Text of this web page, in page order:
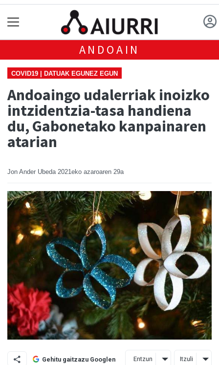
ANDOAIN
COVID19 | DATUAK EGUNEZ EGUN
Andoaingo udalerriak inoizko
intzidentzia-tasa handiena
du, Gabonetako kanpainaren
atarian
Jon Ander Ubeda 2021eko azaroaren 29a
Gehitu gaitzazu Googlen Entzun Itzuli